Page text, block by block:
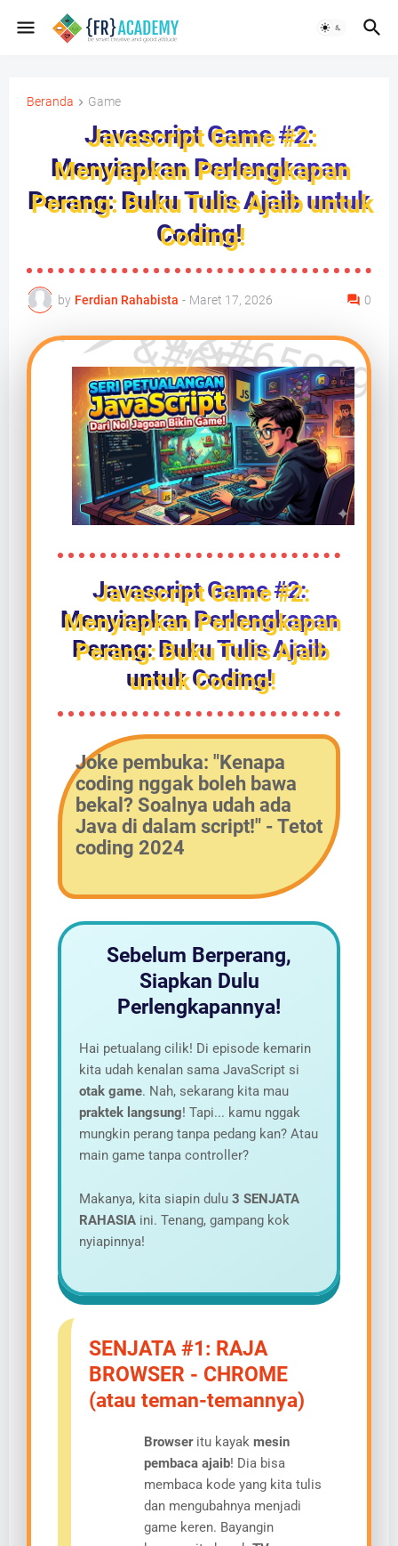
Beranda Game
Javascript Game #2:
Menyiapkan Perlengkapan
Perang: Buku Tulis Ajaib untuk
Coding!
by Ferdian Rahabista - Maret 17, 2026 0
Javascript Game #2:
Menyiapkan Perlengkapan
Perang: Buku Tulis Ajaib
untuk Coding!
Joke pembuka: "Kenapa
coding nggak boleh bawa
bekal? Soalnya udah ada
Java di dalam script!" - Tetot
coding 2024
Sebelum Berperang,
Siapkan Dulu
Perlengkapannya!
Hai petualang cilik! Di episode kemarin
kita udah kenalan sama JavaScript si
otak game. Nah, sekarang kita mau
praktek langsung! Tapi... kamu nggak
mungkin perang tanpa pedang kan? Atau
main game tanpa controller?
Makanya, kita siapin dulu 3 SENJATA
RAHASIA ini. Tenang, gampang kok
nyiapinnya!
SENJATA #1: RAJA
BROWSER - CHROME
(atau teman-temannya)
Browseritu kayak mesin
pembaca ajaib! Dia bisa
membaca kode yang kita tulis
dan mengubahnya menjadi
game keren. Bayangin